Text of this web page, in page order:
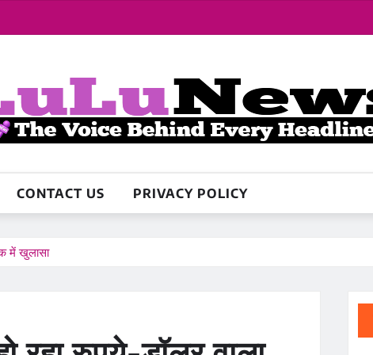
CONTACT US PRIVACY POLICY
में खुलासा